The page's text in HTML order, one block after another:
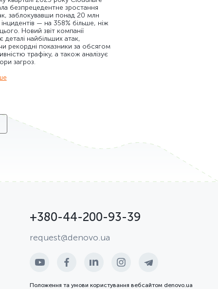
безпрецедентне зростання
заблокувавши понад 20 млн
— на 358% більше, ніж
Новий звіт компанії
деталі найбільших атак,
рекордні показники за обсягом
трафіку, а також аналізує
загроз.
+380-44-200-93-39
request@denovo.ua
Положення та умови користування вебсайтом denovo.ua